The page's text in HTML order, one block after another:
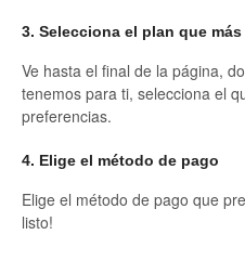
3. Selecciona el plan que
Ve hasta el final de la página,
tenemos para ti, selecciona el
preferencias.
4. Elige el método de pago
Elige el método de pago que
listo!